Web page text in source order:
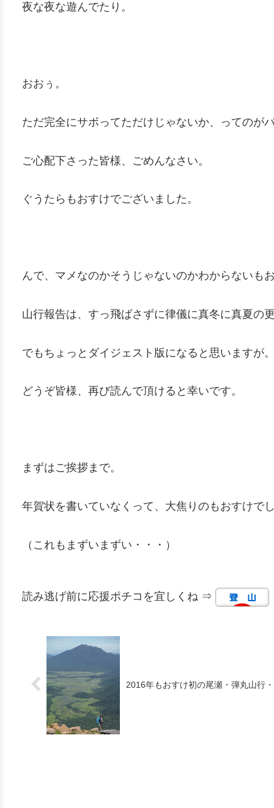
夜な夜な遊んでたり。
おおぅ。
ただ完全にサボってただけじゃないか、ってのが
ご心配下さった皆様、ごめんなさい。
ぐうたらもおすけでございました。
んで、マメなのかそうじゃないのかわからないも
山行報告は、すっ飛ばさずに律儀に真冬に真夏の
でもちょっとダイジェスト版になると思いますが。
どうぞ皆様、再び読んで頂けると幸いです。
まずはご挨拶まで。
年賀状を書いていなくって、大焦りのもおすけでし
（これもまずいまずい・・・）
読み逃げ前に応援ポチコを宜しくね ⇒
2016年もおすけ初の尾瀬・弾丸山行